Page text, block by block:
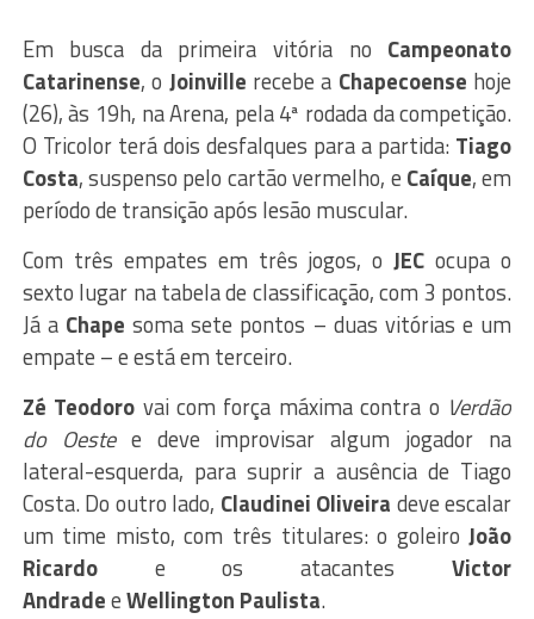
Em busca da primeira vitória no Campeonato
Catarinense, o Joinville recebe a Chapecoense hoje
(26), às 19h, na Arena, pela 4ª rodada da competição.
O Tricolor terá dois desfalques para a partida: Tiago
Costa, suspenso pelo cartão vermelho, e Caíque, em
período de transição após lesão muscular.
Com três empates em três jogos, oJEC ocupa o
sexto lugar na tabela de classificação, com 3 pontos.
Já a Chape soma sete pontos – duas vitórias e um
empate – e está em terceiro.
Zé Teodoro vai com força máxima contra o Verdão
do Oestee deve improvisar algum jogador na
lateral-esquerda, para suprir a ausência de Tiago
Costa. Do outro lado, Claudinei Oliveira deve escalar
um time misto, com três titulares: o goleiroJoão
Ricardoe os atacantesVictor
AndradeeWellington Paulista.